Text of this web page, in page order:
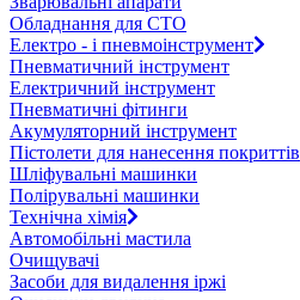
Обладнання для СТО
Електро - і пневмоінструмент
Пневматичний інструмент
Електричний інструмент
Пневматичні фітинги
Акумуляторний інструмент
Пістолети для нанесення покриттів
Шліфувальні машинки
Полірувальні машинки
Технічна хімія
Автомобільні мастила
Очищувачі
Засоби для видалення іржі